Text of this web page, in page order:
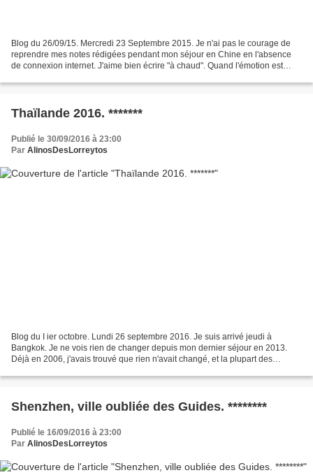
Blog du 26/09/15. Mercredi 23 Septembre 2015. Je n'ai pas le courage de
reprendre mes notes rédigées pendant mon séjour en Chine en l'absence
de connexion internet. J'aime bien écrire "à chaud". Quand l'émotion est
Thaïlande 2016. *******
Publié le 30/09/2016 à 23:00
Par AlinosDesLorreytos
Blog du I ier octobre. Lundi 26 septembre 2016. Je suis arrivé jeudi à
Bangkok. Je ne vois rien de changer depuis mon dernier séjour en 2013.
Déjà en 2006, j'avais trouvé que rien n'avait changé, et la plupart des
Shenzhen, ville oubliée des Guides. ********
Publié le 16/09/2016 à 23:00
Par AlinosDesLorreytos